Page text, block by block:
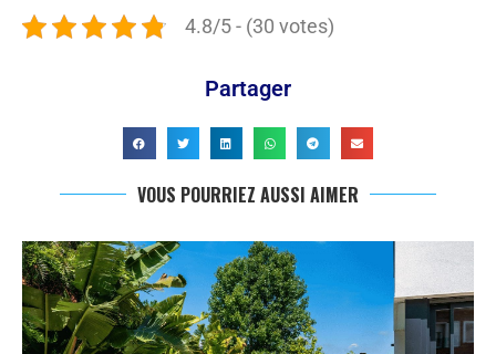
4.8/5 - (30 votes)
Partager
VOUS POURRIEZ AUSSI AIMER